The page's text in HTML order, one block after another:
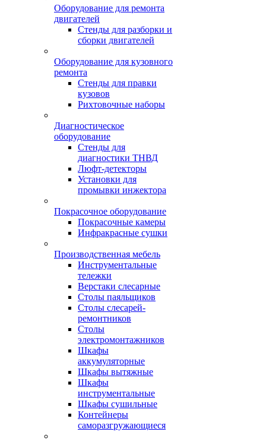
Оборудование для ремонта
двигателей
Стенды для разборки и
сборки двигателей
Оборудование для кузовного
ремонта
Стенды для правки
кузовов
Рихтовочные наборы
Диагностическое
оборудование
Стенды для
диагностики ТНВД
Люфт-детекторы
Установки для
промывки инжектора
Покрасочное оборудование
Покрасочные камеры
Инфракрасные сушки
Производственная мебель
Инструментальные
тележки
Верстаки слесарные
Столы паяльщиков
Столы слесарей-
ремонтников
Столы
электромонтажников
Шкафы
аккумуляторные
Шкафы вытяжные
Шкафы
инструментальные
Шкафы сушильные
Контейнеры
саморазгружающиеся